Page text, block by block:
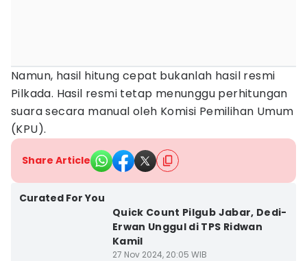
Namun, hasil hitung cepat bukanlah hasil resmi
Pilkada. Hasil resmi tetap menunggu perhitungan
suara secara manual oleh Komisi Pemilihan Umum
(KPU).
Share Article
Curated For You
Quick Count Pilgub Jabar, Dedi-
Erwan Unggul di TPS Ridwan
Kamil
27 Nov 2024, 20:05 WIB